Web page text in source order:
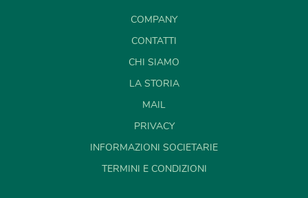
COMPANY
CONTATTI
CHI SIAMO
LA STORIA
MAIL
PRIVACY
INFORMAZIONI SOCIETARIE
TERMINI E CONDIZIONI